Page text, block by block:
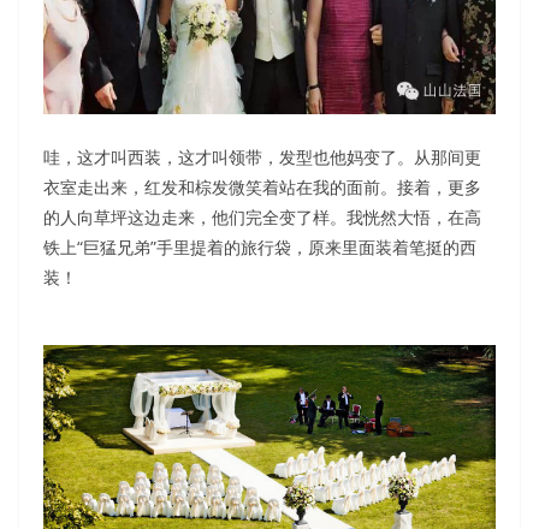
哇，这才叫西装，这才叫领带，发型也他妈变了。从那间更
衣室走出来，红发和棕发微笑着站在我的面前。接着，更多
的人向草坪这边走来，他们完全变了样。我恍然大悟，在高
铁上“巨猛兄弟”手里提着的旅行袋，原来里面装着笔挺的西
装！